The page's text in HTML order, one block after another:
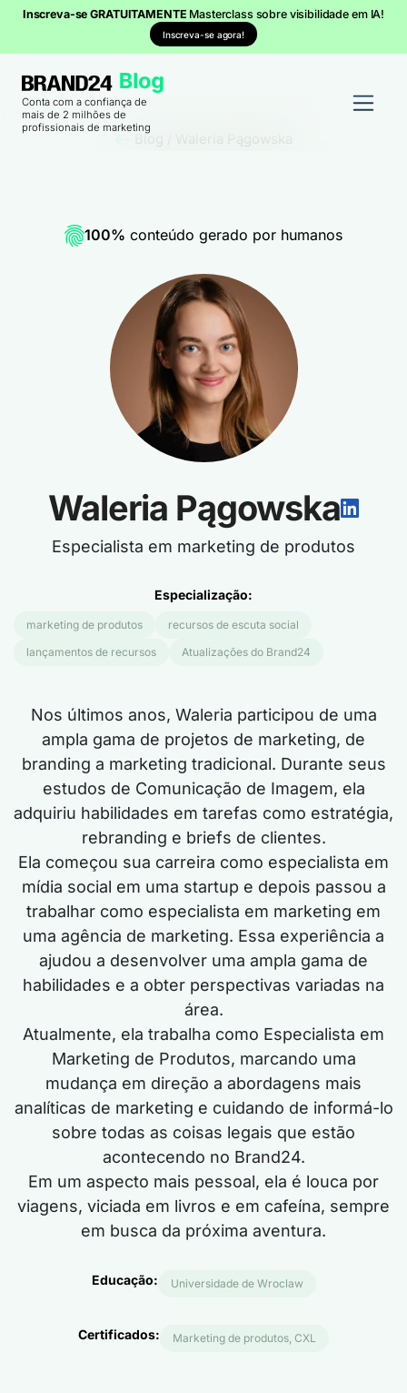
Inscreva-se GRATUITAMENTE Masterclass sobre visibilidade em IA!
Inscreva-se agora!
Conta com a confiança de
mais de 2 milhões de
profissionais de marketing
Blog
100% conteúdo gerado por humanos
Waleria Pągowska
Especialista em marketing de produtos
Especialização:
marketing de produtos
recursos de escuta social
lançamentos de recursos
Atualizações do Brand24
Nos últimos anos, Waleria participou de uma
ampla gama de projetos de marketing, de
branding a marketing tradicional. Durante seus
estudos de Comunicação de Imagem, ela
adquiriu habilidades em tarefas como estratégia,
rebranding e briefs de clientes.
Ela começou sua carreira como especialista em
mídia social em uma startup e depois passou a
trabalhar como especialista em marketing em
uma agência de marketing. Essa experiência a
ajudou a desenvolver uma ampla gama de
habilidades e a obter perspectivas variadas na
área.
Atualmente, ela trabalha como Especialista em
Marketing de Produtos, marcando uma
mudança em direção a abordagens mais
analíticas de marketing e cuidando de informá-lo
sobre todas as coisas legais que estão
acontecendo no Brand24.
Em um aspecto mais pessoal, ela é louca por
viagens, viciada em livros e em cafeína, sempre
em busca da próxima aventura.
Educação: Universidade de Wroclaw
Certificados: Marketing de produtos, CXL